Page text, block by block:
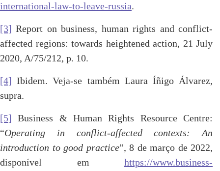
international-law-to-leave-russia.
[3] Report on business, human rights and conflict-
affected regions: towards heightened action, 21 July
2020, A/75/212, p. 10.
[4] Ibidem. Veja-se também Laura Íñigo Álvarez,
supra.
[5] Business & Human Rights Resource Centre:
“Operating in conflict-affected contexts: An
introduction to good practice”, 8 de março de 2022,
disponível em https://www.business-